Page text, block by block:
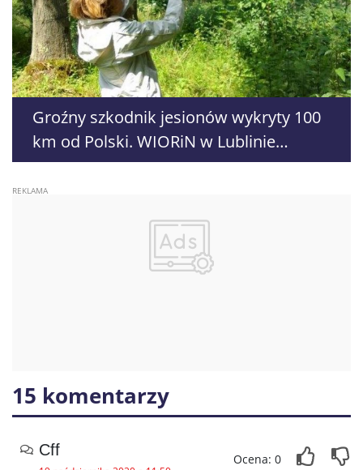
Groźny szkodnik jesionów wykryty 100
km od Polski. WIORiN w Lublinie
ostrzega
15 komentarzy
Cff
Ocena: 0